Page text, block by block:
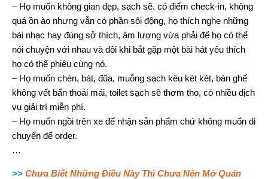
– Họ muốn không gian đẹp, sạch sẽ, có điểm check-in, không
quá ồn ào nhưng vẫn có phần sôi động, họ thích nghe những
bài nhạc hay đúng sở thích, âm lượng vừa phải để họ có thể
nói chuyện với nhau và đôi khi bắt gặp một bài hát yêu thích
họ có thể phiêu cùng nó.
– Họ muốn chén, bát, đũa, muỗng sạch kêu két két, bàn ghế
không vết bẩn thoải mái, toilet sạch sẽ thơm tho, có nhiều dịch
vụ giải trí miễn phí.
– Họ muốn ngồi trên xe để nhận sản phẩm chứ không muốn di
chuyển để order.
…
>> Chưa Biết Những Điều Này Thì Chưa Nên Mở Quán